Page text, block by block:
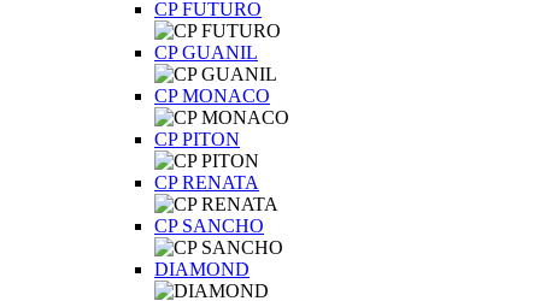
CP FUTURO
CP GUANIL
CP MONACO
CP PITON
CP RENATA
CP SANCHO
DIAMOND